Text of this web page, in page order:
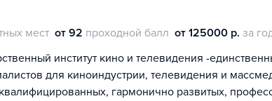
мест от 92 проходной балл от 125000 р. за
институт кино и телевидения -
для киноиндустрии, телевидения и
гармонично развитых,